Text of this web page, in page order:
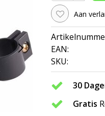
Aan
EAN:
SKU:
30
Gratis